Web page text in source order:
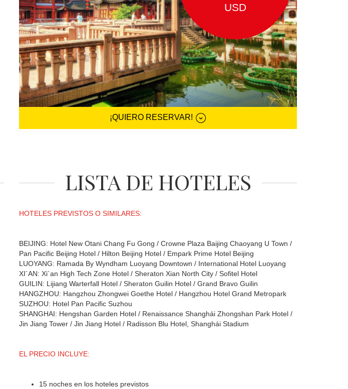
USD
¡QUIERO RESERVAR!
LISTA DE HOTELES
HOTELES PREVISTOS O SIMILARES:
BEIJING: Hotel New Otani Chang Fu Gong / Crowne Plaza Baijing Chaoyang U Town /
Pan Pacific Beijing Hotel / Hilton Beijing Hotel / Empark Prime Hotel Beijing
LUOYANG: Ramada By Wyndham Luoyang Downtown / International Hotel Luoyang
XI´AN: Xi´an High Tech Zone Hotel / Sheraton Xian North City / Sofitel Hotel
GUILIN: Lijiang Warterfall Hotel / Sheraton Guilin Hotel / Grand Bravo Guilin
HANGZHOU: Hangzhou Zhongwei Goethe Hotel / Hangzhou Hotel Grand Metropark
SUZHOU: Hotel Pan Pacific Suzhou
SHANGHAI: Hengshan Garden Hotel / Renaissance Shanghái Zhongshan Park Hotel /
Jin Jiang Tower / Jin Jiang Hotel / Radisson Blu Hotel, Shanghái Stadium
EL PRECIO INCLUYE:
15 noches en los hoteles previstos